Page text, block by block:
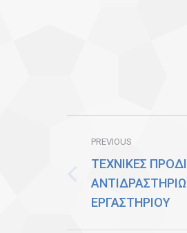
navigation
PREVIOUS
Previous
post:
ΤΕΧΝΙΚΕΣ
ΕΡΓΑΣΤΗΡΙΟΥ